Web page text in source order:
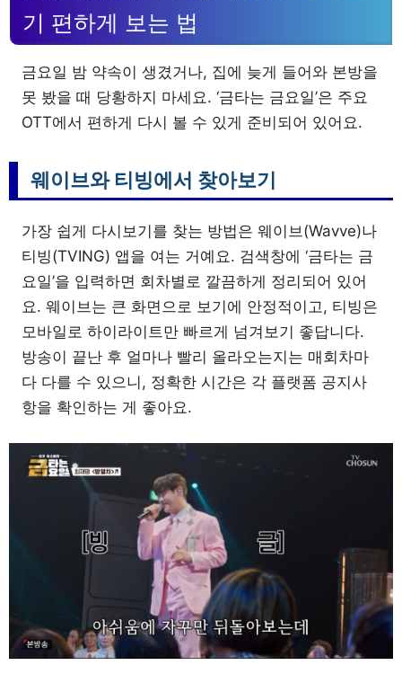
기 편하게 보는 법
금요일 밤 약속이 생겼거나, 집에 늦게 들어와 본방을
못 봤을 때 당황하지 마세요. ‘금타는 금요일’은 주요
OTT에서 편하게 다시 볼 수 있게 준비되어 있어요.
웨이브와 티빙에서 찾아보기
가장 쉽게 다시보기를 찾는 방법은 웨이브(Wavve)나
티빙(TVING) 앱을 여는 거예요. 검색창에 ‘금타는 금
요일’을 입력하면 회차별로 깔끔하게 정리되어 있어
요. 웨이브는 큰 화면으로 보기에 안정적이고, 티빙은
모바일로 하이라이트만 빠르게 넘겨보기 좋답니다.
방송이 끝난 후 얼마나 빨리 올라오는지는 매회차마
다 다를 수 있으니, 정확한 시간은 각 플랫폼 공지사
항을 확인하는 게 좋아요.